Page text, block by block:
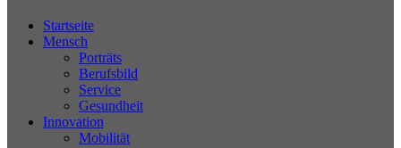
Startseite
Mensch
Porträts
Berufsbild
Service
Gesundheit
Innovation
Mobilität